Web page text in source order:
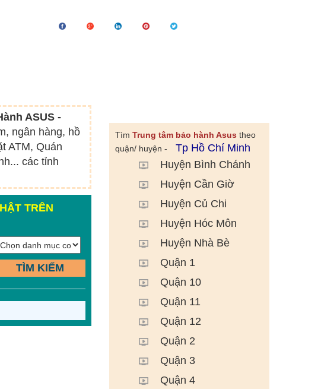
ASUS -
ngân hàng, hồ
ATM, Quán
các tỉnh
TRÊN
TÌM KIẾM
Tìm Trung tâm bảo hành Asus theo
quận/ huyện -
Tp Hồ Chí Minh
Huyện Bình Chánh
Huyện Cần Giờ
Huyện Củ Chi
Huyện Hóc Môn
Huyện Nhà Bè
Quận 1
Quận 10
Quận 11
Quận 12
Quận 2
Quận 3
Quận 4